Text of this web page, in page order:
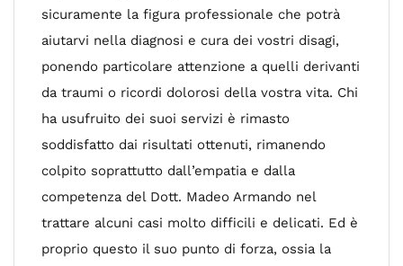
sicuramente la figura professionale che potrà
aiutarvi nella diagnosi e cura dei vostri disagi,
ponendo particolare attenzione a quelli derivanti
da traumi o ricordi dolorosi della vostra vita. Chi
ha usufruito dei suoi servizi è rimasto
soddisfatto dai risultati ottenuti, rimanendo
colpito soprattutto dall’empatia e dalla
competenza del Dott. Madeo Armando nel
trattare alcuni casi molto difficili e delicati. Ed è
proprio questo il suo punto di forza, ossia la